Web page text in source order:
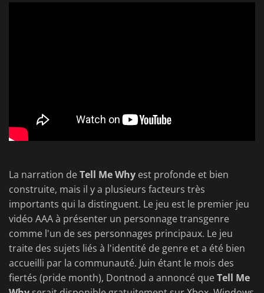
La narration deTell Me Why est profonde et bien
construite, mais il y a plusieurs facteurs très
importants qui la distinguent. Le jeu est le premier jeu
vidéo AAA à présenter un personnage transgenre
comme l'un de ses personnages principaux. Le jeu
traite des sujets liés à l'identité de genre et a été bien
accueilli par la communauté. Juin étant le mois des
fiertés (pride month), Dontnod a annoncé queTell Me